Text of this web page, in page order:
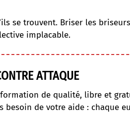
se trouvent. Briser les
implacable.
ATTAQUE
de qualité, libre et
de votre aide : chaque